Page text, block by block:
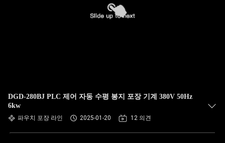
DGD-280BJ PLC 제어 자동 수평 봉지 포장 기계 380V 50Hz
6kw
파우치 포장 라인 2025-01-20 12 의견